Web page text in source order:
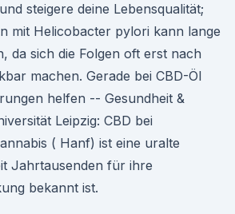
steigere deine Lebensqualität;
mit Helicobacter pylori kann lange
da sich die Folgen oft erst nach
machen. Gerade bei CBD-Öl
helfen -- Gesundheit &
Leipzig: CBD bei
( Hanf) ist eine uralte
Jahrtausenden für ihre
bekannt ist.